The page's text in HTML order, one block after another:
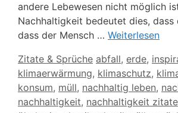
andere Lebewesen nicht möglich
Nachhaltigkeit bedeutet dies, dass
dass der Mensch … Weiterlesen
Kategorien
Zitate & Sprüche Schlagwörter
abfall, erde,
klimaerwärmung, klimaschutz,
konsum, müll, nachhaltig leben,
nachhaltigkeit, nachhaltigkeit zitate